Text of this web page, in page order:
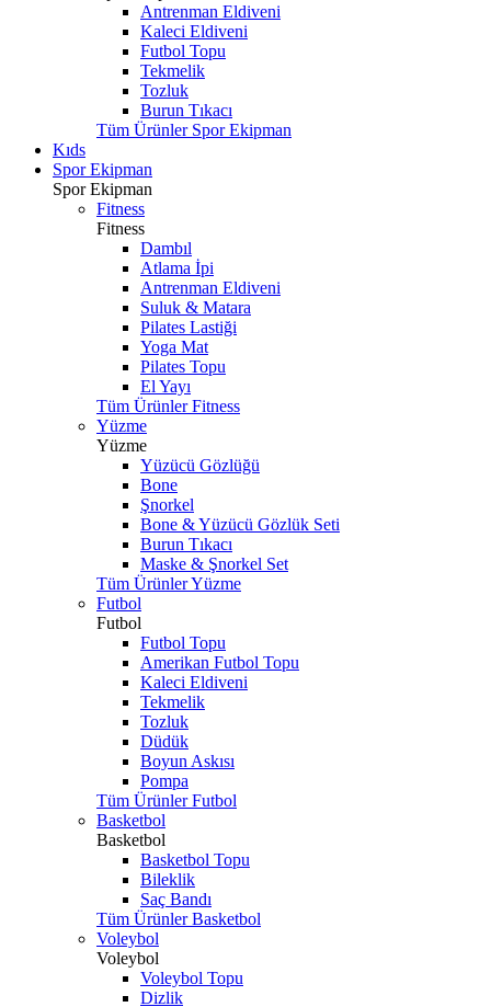
Antrenman Eldiveni
Kaleci Eldiveni
Futbol Topu
Tekmelik
Tozluk
Burun Tıkacı
Tüm Ürünler Spor Ekipman
Kıds
Spor Ekipman
Spor Ekipman
Fitness
Fitness
Dambıl
Atlama İpi
Antrenman Eldiveni
Suluk & Matara
Pilates Lastiği
Yoga Mat
Pilates Topu
El Yayı
Tüm Ürünler Fitness
Yüzme
Yüzme
Yüzücü Gözlüğü
Bone
Şnorkel
Bone & Yüzücü Gözlük Seti
Burun Tıkacı
Maske & Şnorkel Set
Tüm Ürünler Yüzme
Futbol
Futbol
Futbol Topu
Amerikan Futbol Topu
Kaleci Eldiveni
Tekmelik
Tozluk
Düdük
Boyun Askısı
Pompa
Tüm Ürünler Futbol
Basketbol
Basketbol
Basketbol Topu
Bileklik
Saç Bandı
Tüm Ürünler Basketbol
Voleybol
Voleybol
Voleybol Topu
Dizlik